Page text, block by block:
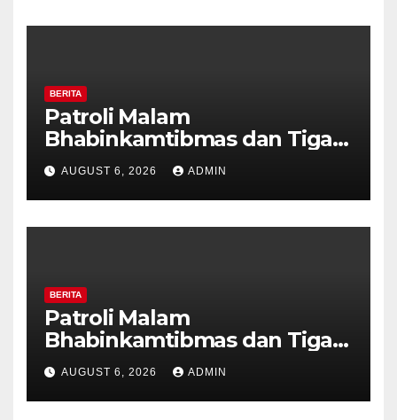
BERITA
Patroli Malam
Bhabinkamtibmas dan Tiga
Pilar Kelurahan Ungaran
Perkuat Kamtibmas, Warga
Diajak Aktifkan Ronda
AUGUST 6, 2026 ADMIN
BERITA
Patroli Malam
Bhabinkamtibmas dan Tiga
Pilar Kelurahan Ungaran
Perkuat Kamtibmas, Warga
Diajak Aktifkan Ronda
AUGUST 6, 2026 ADMIN